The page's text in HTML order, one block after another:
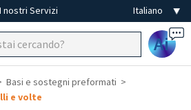
I nostri Servizi
Ai
Basi e sostegni preformati
e volte